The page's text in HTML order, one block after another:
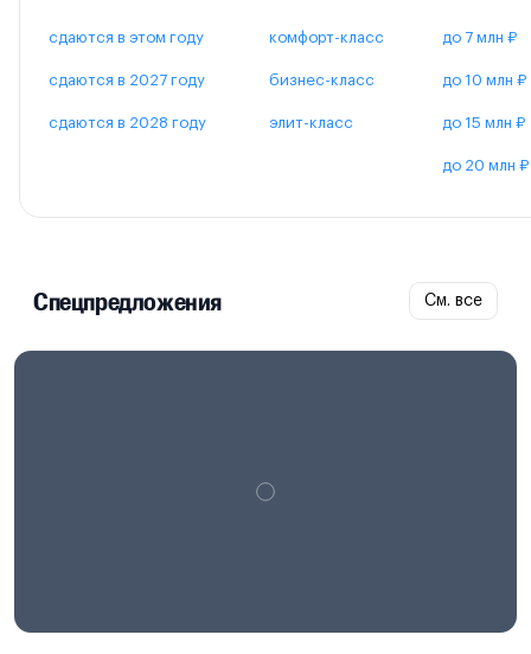
сдаются в этом году
сдаются в 2027 году
сдаются в 2028 году
комфорт-класс
бизнес-класс
элит-класс
до 7 млн ₽
до 10 млн ₽
до 15 млн ₽
до 20 млн ₽
Спецпредложения См. все